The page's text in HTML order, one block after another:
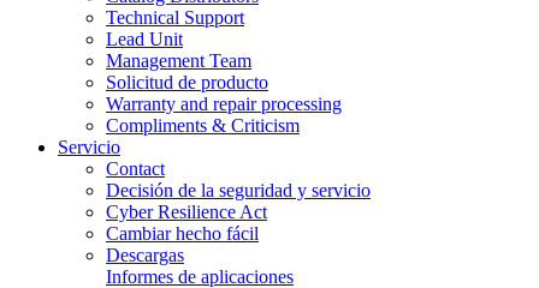
Technical Support
Lead Unit
Management Team
Solicitud de producto
Warranty and repair processing
Compliments & Criticism
Servicio
Contact
Decisión de la seguridad y servicio
Cyber Resilience Act
Cambiar hecho fácil
Descargas
Informes de aplicaciones